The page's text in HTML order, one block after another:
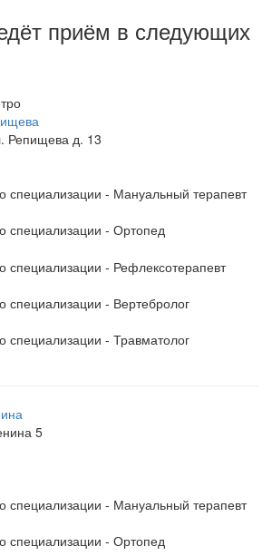
приём в следующих
Репищева д. 13
специализации - Мануальный терапевт
специализации - Ортопед
специализации - Рефлексотерапевт
- Вертебролог
- Травматолог
5
специализации - Мануальный терапевт
специализации - Ортопед